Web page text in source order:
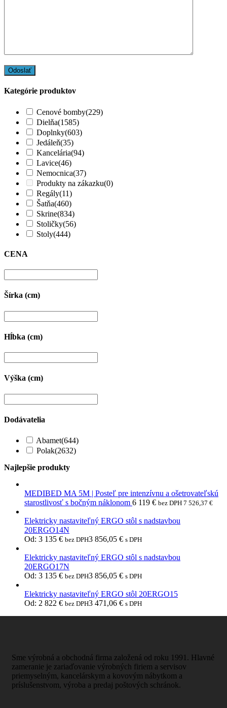
Kategórie produktov
Cenové bomby(229)
Dielňa(1585)
Doplnky(603)
Jedáleň(35)
Kancelária(94)
Lavice(46)
Nemocnica(37)
Produkty na zákazku(0)
Regály(11)
Šatňa(460)
Skrine(834)
Stoličky(56)
Stoly(444)
CENA
Šírka (cm)
Hĺbka (cm)
Výška (cm)
Dodávatelia
Abamet(644)
Polak(2632)
Najlepšie produkty
MEDIBED MA 5M | Posteľ pre intenzívnu a ošetrovateľskú
starostlivosť s bočným náklonom 6 119 € bez DPH 7 526,37 €
Elektricky nastaviteľný ERGO stôl s nadstavbou
20ERGO14N
Od: 3 135 € bez DPH3 856,05 € s DPH
Elektricky nastaviteľný ERGO stôl s nadstavbou
20ERGO17N
Od: 3 135 € bez DPH3 856,05 € s DPH
Elektricky nastaviteľný ERGO stôl 20ERGO15
Od: 2 822 € bez DPH3 471,06 € s DPH
Sme výrobná a obchodná firma založená od roku 1991. Hlavné
zameranie je zariaďovanie výrobných firiem a servisov
priemyselným, kancelárskym a kovovým nábytkom a
príslušenstvom, výroba a predaj poštových schránok.